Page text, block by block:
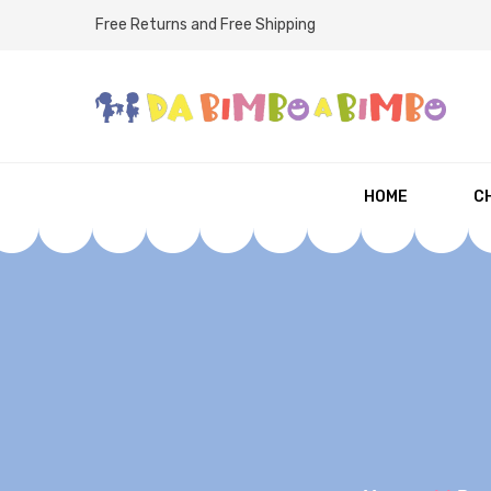
Free Returns and Free Shipping
HOME